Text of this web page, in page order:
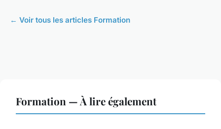
← Voir tous les articles Formation
Formation — À lire également